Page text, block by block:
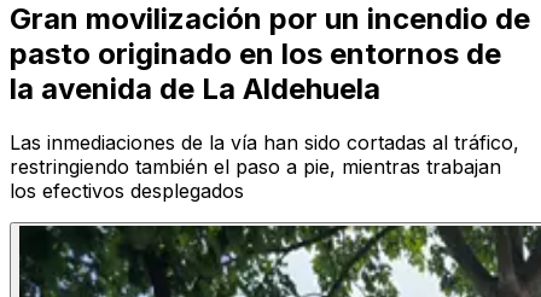
Gran movilización por un incendio de
pasto originado en los entornos de
la avenida de La Aldehuela
Las inmediaciones de la vía han sido cortadas al tráfico,
restringiendo también el paso a pie, mientras trabajan
los efectivos desplegados